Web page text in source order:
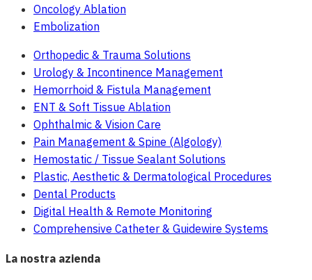
Oncology Ablation
Embolization
Orthopedic & Trauma Solutions
Urology & Incontinence Management
Hemorrhoid & Fistula Management
ENT & Soft Tissue Ablation
Ophthalmic & Vision Care
Pain Management & Spine (Algology)
Hemostatic / Tissue Sealant Solutions
Plastic, Aesthetic & Dermatological Procedures
Dental Products
Digital Health & Remote Monitoring
Comprehensive Catheter & Guidewire Systems
La nostra azienda